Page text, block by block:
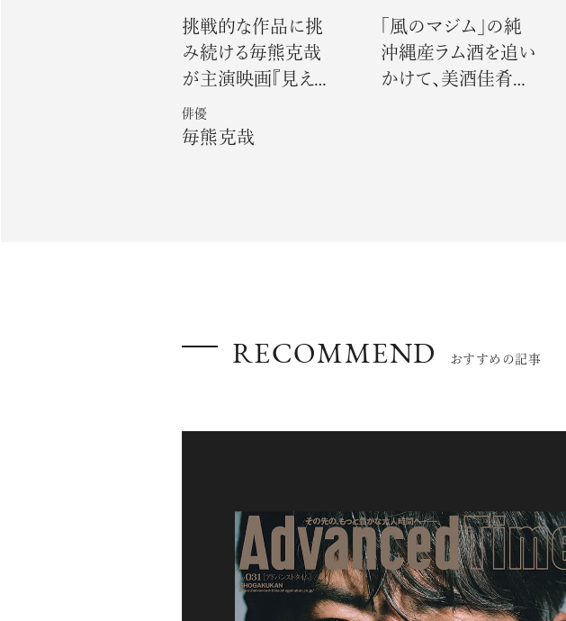
シャルに寄り添いたい。
何かに縛られていた時間から解き放たれつつある世代のライフスタイル
を豊かに彩る『AdvancedTime』が発信する情報をさらに充実し、より速やか
に、活用できる「AdvancedClub」会員組織を設けました。
挑戦的な作品に挑
み続ける毎熊克哉
が主演映画『見えな
い娘 THE
INVISIBLES』で魅せ
俳優
毎熊克哉
「風のマジム」の純
沖縄産ラム酒を追い
かけて、美酒佳肴の
RECOMMEND おすすめの記事